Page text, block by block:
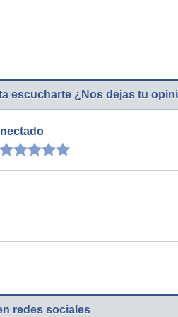
escucharte ¿Nos dejas tu
redes sociales